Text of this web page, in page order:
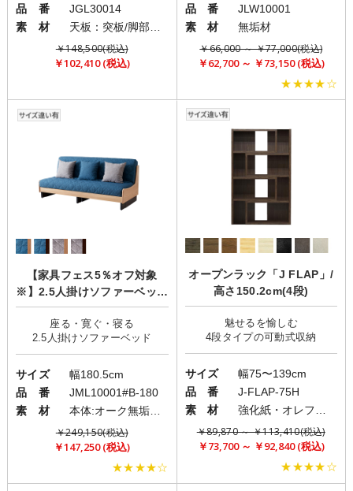
品 番
JGL30014
素 材
天板：突板/脚部：スチール
￥148,500(税込)
￥102,410 (税込)
品 番
JLW10001
素 材
無垢材
￥66,000 ～ ￥77,000(税込)
￥62,700 ～ ￥73,150 (税込)
★★★★☆
【家具フェス5％オフ対象
※】2.5人掛けソファーベッド
「Dorothy2(ドロシー2)」/肘
なし
座る・寛ぐ・寝る
サイズ
幅180.5cm
品 番
JML10001#B-180
素 材
本体:オーク無垢材・積層合板・プリント紙化粧繊維板/クッション:ファブリック(布)
￥249,150(税込)
￥147,250 (税込)
★★★★☆
オープンラック「J FLAP」/
高さ150.2cm(4段)
魅せるを愉しむ
サイズ
幅75〜139cm
品 番
J-FLAP-75H
素 材
￥89,870 ～ ￥113,410(税込)
￥73,700 ～ ￥92,840 (税込)
★★★★☆